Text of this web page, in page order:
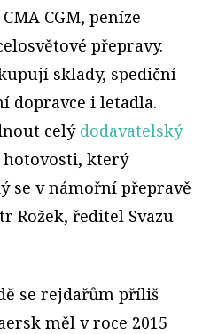
CGM, peníze
přepravy.
sklady, spediční
dopravce i letadla.
celý dodavatelský
hotovosti, který
se v námořní přepravě
Rožek, ředitel Svazu
se rejdařům příliš
měl v roce 2015